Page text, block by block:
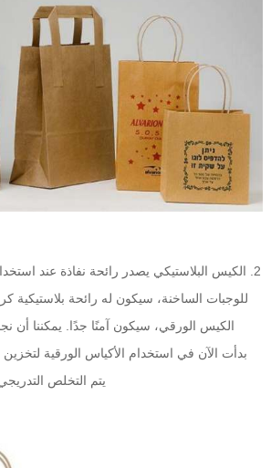
2. الكيس البلاستيكي يصدر رائحة نفاذة عند
للوجبات الساخنة، سيكون له رائحة بلاستيكية
الكيس الورقي، سيكون آمنًا جدًا. يمكننا أن
بدأت الآن في استخدام الأكياس الورقية
يتم التخلص